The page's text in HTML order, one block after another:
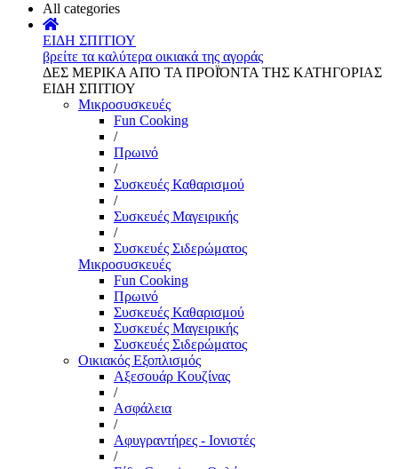
All categories
ΕΙΔΗ ΣΠΙΤΙΟΥ
βρείτε τα καλύτερα οικιακά της αγοράς
ΔΕΣ ΜΕΡΙΚΑ ΑΠΌ ΤΑ ΠΡΟΪΌΝΤΑ ΤΗΣ ΚΑΤΗΓΟΡΙΑΣ
ΕΙΔΗ ΣΠΙΤΙΟΥ
Μικροσυσκευές
Fun Cooking
/
Πρωινό
/
Συσκευές Καθαρισμού
/
Συσκευές Μαγειρικής
/
Συσκευές Σιδερώματος
Μικροσυσκευές
Fun Cooking
Πρωινό
Συσκευές Καθαρισμού
Συσκευές Μαγειρικής
Συσκευές Σιδερώματος
Οικιακός Εξοπλισμός
Αξεσουάρ Κουζίνας
/
Ασφάλεια
/
Αφυγραντήρες - Ιονιστές
/